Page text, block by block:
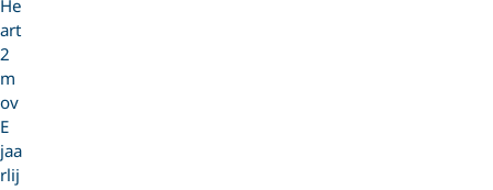
He
art
2
m
ov
E
jaa
rlij